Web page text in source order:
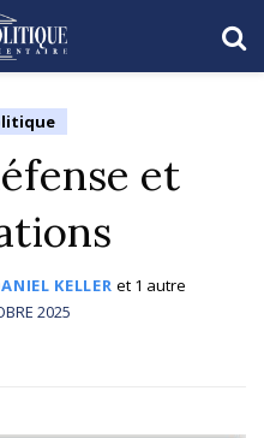
et
KELLER et 1 autre
2025